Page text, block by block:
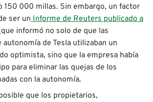
150 000 millas. Sin embargo, un factor
ser un Informe de Reuters publicado a
que informó no solo de que las
de Tesla utilizaban un
optimista, sino que la empresa había
para eliminar las quejas de los
con la autonomía.
que los propietarios,